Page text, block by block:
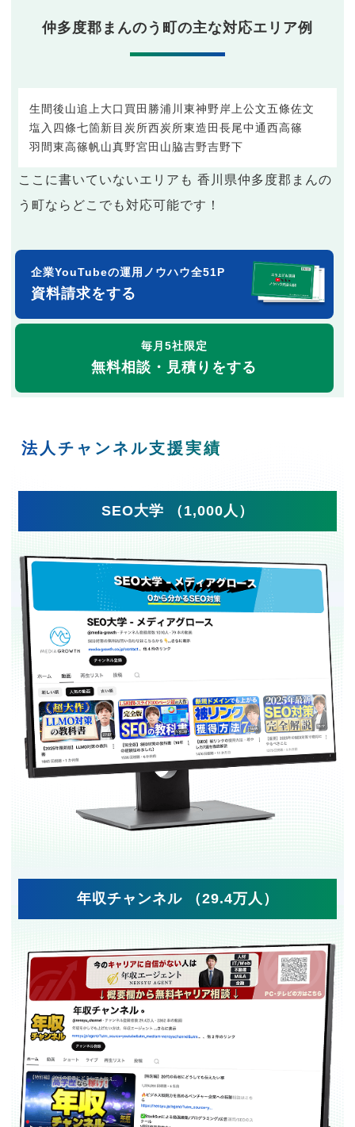
仲多度郡まんのう町の主な対応エリア例
生間後山追上 大口 買田 勝浦 川東神野岸上公文五條佐文
塩入 四條七箇新目 炭所西炭所東造田長尾中通西高篠
羽間東高篠帆山真野宮田 山脇吉野吉野下
ここに書いていないエリアも 香川県仲多度郡まんの
う町ならどこでも対応可能です！
企業YouTubeの運用ノウハウ全51P
資料請求をする
毎月5社限定
無料相談・見積りをする
法人チャンネル支援実績
SEO大学 （1,000人）
年収チャンネル （29.4万人）